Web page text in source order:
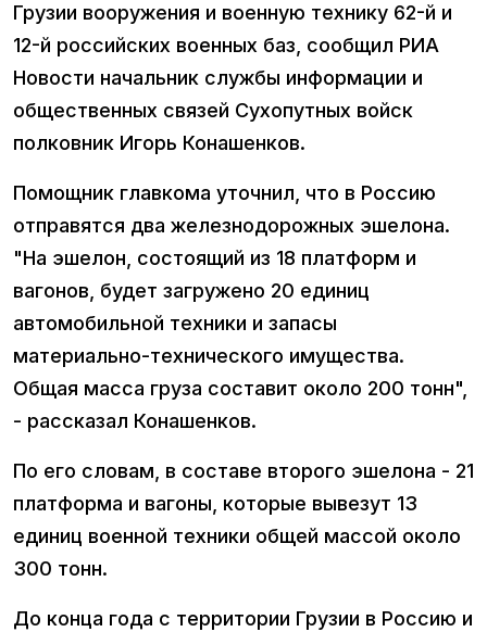
Грузии вооружения и военную технику 62-й и
12-й российских военных баз, сообщил РИА
Новости начальник службы информации и
общественных связей Сухопутных войск
полковник Игорь Конашенков.
Помощник главкома уточнил, что в Россию
отправятся два железнодорожных эшелона.
"На эшелон, состоящий из 18 платформ и
вагонов, будет загружено 20 единиц
автомобильной техники и запасы
материально-технического имущества.
Общая масса груза составит около 200 тонн",
- рассказал Конашенков.
По его словам, в составе второго эшелона - 21
платформа и вагоны, которые вывезут 13
единиц военной техники общей массой около
300 тонн.
До конца года с территории Грузии в Россию и